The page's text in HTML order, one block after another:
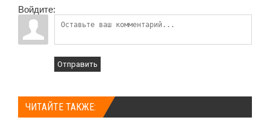
Войдите:
Отправить
ЧИТАЙТЕ ТАКЖЕ: